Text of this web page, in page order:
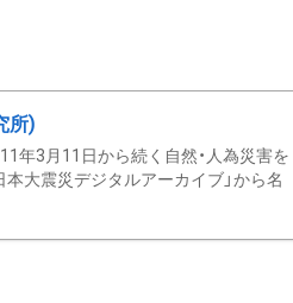
所)
年3月11日から続く自然・人為災害を
大震災デジタルアーカイブ」から名